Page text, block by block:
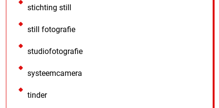
stichting still
still fotografie
studiofotografie
systeemcamera
tinder